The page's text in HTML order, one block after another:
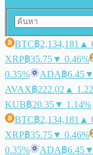
BTC฿2,134,181 ▲
XRP฿35.75▼ 0.46%
0.35%
ADA฿6.45
AVAX฿222.02 ▲
KUB฿20.35▼ 1.14%
BTC฿2,134,181 ▲
XRP฿35.75▼ 0.46%
0.35%
ADA฿6.45